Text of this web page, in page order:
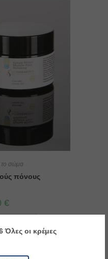
Όλες οι κρέμες
το σώμα
πόνους
€